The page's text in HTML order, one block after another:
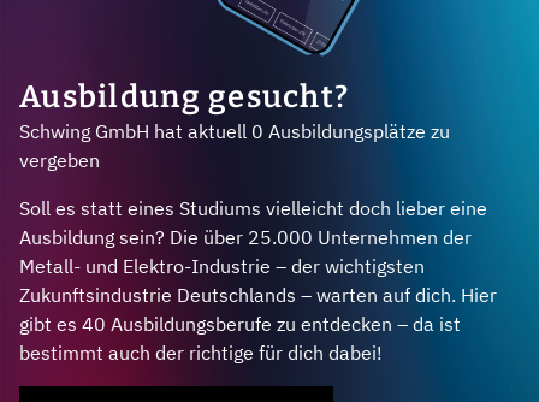
Ausbildung gesucht?
Schwing GmbH hat aktuell 0 Ausbildungsplätze zu
vergeben
Soll es statt eines Studiums vielleicht doch lieber eine
Ausbildung sein? Die über 25.000 Unternehmen der
Metall- und Elektro-Industrie – der wichtigsten
Zukunftsindustrie Deutschlands – warten auf dich. Hier
gibt es 40 Ausbildungsberufe zu entdecken – da ist
bestimmt auch der richtige für dich dabei!